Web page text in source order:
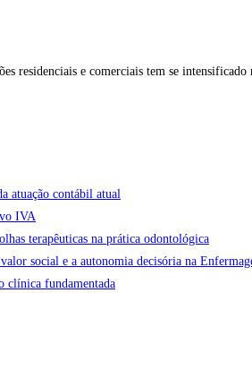
residenciais e comerciais tem se
atuação contábil atual
IVA
terapêuticas na prática odontológica
social e a autonomia decisória na
clínica fundamentada